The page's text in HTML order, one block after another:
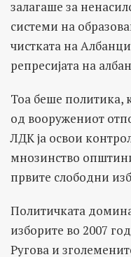
залагаше за
системи на
чистката на
репресијата на
Тоа беше политика,
од вооружениот
ЛДК ја освои
мнозинство
првите слободни
Политичката
изборите во 2007
Ругова и